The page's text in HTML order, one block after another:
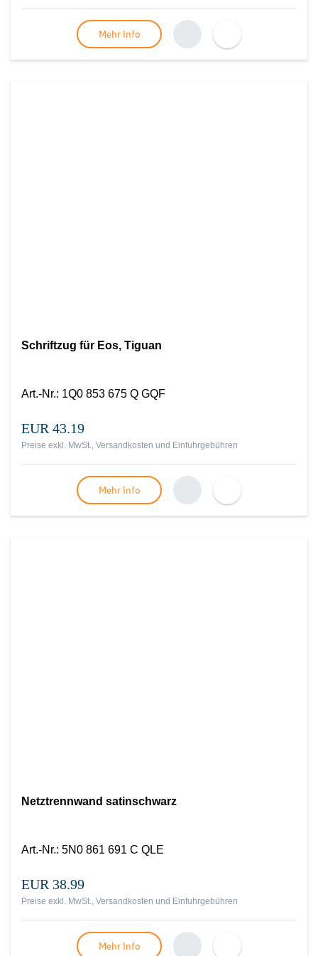
Mehr Info
Schriftzug für Eos, Tiguan
Art.-Nr.: 1Q0 853 675 Q GQF
EUR 43.19
Preise exkl. MwSt., Versandkosten und Einfuhrgebühren
Mehr Info
Netztrennwand satinschwarz
Art.-Nr.: 5N0 861 691 C QLE
EUR 38.99
Preise exkl. MwSt., Versandkosten und Einfuhrgebühren
Mehr Info